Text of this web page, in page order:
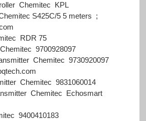
Chemitec KPL
S425C/5 5 meters ;
RDR 75
Chemitec 9700928097
Chemitec 9730920097
Chemitec 9831060014
Chemitec Echosmart
9400410183